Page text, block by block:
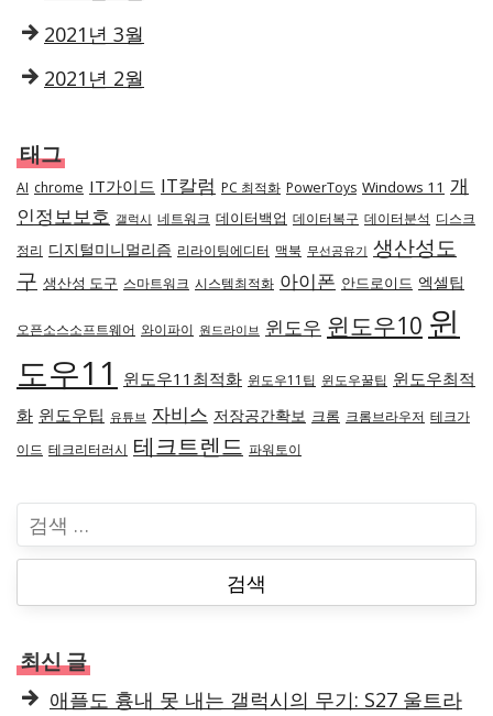
2021년 3월
2021년 2월
태그
AI chrome IT가이드 IT칼럼 PC 최적화 PowerToys Windows 11 개
인정보보호 갤럭시 네트워크 데이터백업 데이터복구 데이터분석 디스크
정리 디지털미니멀리즘 리라이팅에디터 맥북 무선공유기 생산성도
구 생산성 도구 스마트워크 시스템최적화 아이폰 안드로이드 엑셀팁
오픈소스소프트웨어 와이파이 원드라이브 윈도우 윈도우10 윈
도우11 윈도우11최적화 윈도우11팁 윈도우꿀팁 윈도우최적
화 윈도우팁 유튜브 자비스 저장공간확보 크롬 크롬브라우저 테크가
이드 테크리터러시 테크트렌드 파워토이
검
색
최신 글
애플도 흉내 못 내는 갤럭시의 무기: S27 울트라